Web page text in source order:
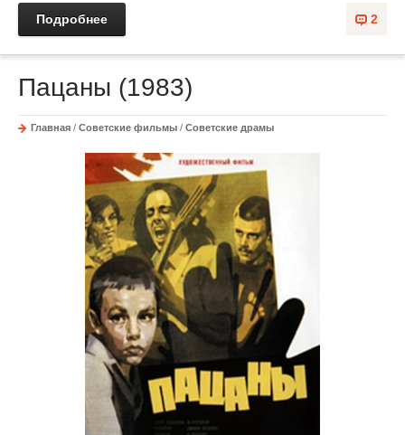
2
Подробнее
Пацаны (1983)
Главная / Советские фильмы / Советские драмы